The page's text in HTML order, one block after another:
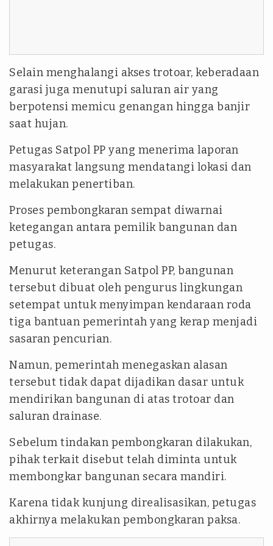
Selain menghalangi akses trotoar, keberadaan
garasi juga menutupi saluran air yang
berpotensi memicu genangan hingga banjir
saat hujan.
Petugas Satpol PP yang menerima laporan
masyarakat langsung mendatangi lokasi dan
melakukan penertiban.
Proses pembongkaran sempat diwarnai
ketegangan antara pemilik bangunan dan
petugas.
Menurut keterangan Satpol PP, bangunan
tersebut dibuat oleh pengurus lingkungan
setempat untuk menyimpan kendaraan roda
tiga bantuan pemerintah yang kerap menjadi
sasaran pencurian.
Namun, pemerintah menegaskan alasan
tersebut tidak dapat dijadikan dasar untuk
mendirikan bangunan di atas trotoar dan
saluran drainase.
Sebelum tindakan pembongkaran dilakukan,
pihak terkait disebut telah diminta untuk
membongkar bangunan secara mandiri.
Karena tidak kunjung direalisasikan, petugas
akhirnya melakukan pembongkaran paksa.